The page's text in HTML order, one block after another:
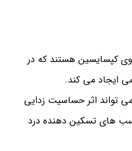
کپسایسین هستند که در
ایجاد می کند.
تواند اثر حساسیت زدایی
های تسکین دهنده درد